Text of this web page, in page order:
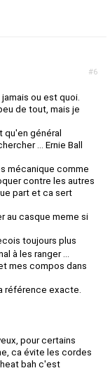
#6
ou est quoi.
de tout, mais je
qu'en général
... Ernie Ball
mécanique comme
contre les autres
part et ca sert
au casque meme si
toujours plus
à les ranger ...
mes compos dans
référence exacte.
pour certains
ca évite les cordes
bah c'est